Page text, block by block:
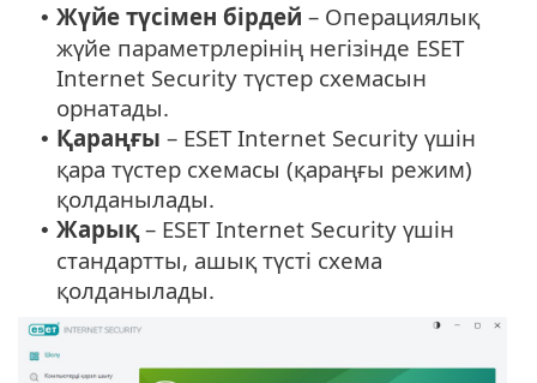
• Жүйе түсімен бірдей – Операциялық
жүйе параметрлерінің негізінде ESET
Internet Security түстер схемасын
орнатады.
• Қараңғы – ESET Internet Security үшін
қара түстер схемасы (қараңғы режим)
қолданылады.
• Жарық– ESET Internet Security үшін
стандартты, ашық түсті схема
қолданылады.